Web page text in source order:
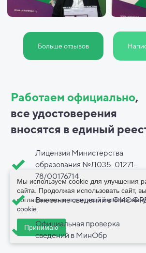
Больше отзывов
Работаем официально,
все удостоверения
вносятся в единый
Лицензия Министерства
образования №Л035-01271-
78/00176714
Внесение сведений в ФИС
Официальная проверка
сведений в МинОбр
Мы используем cookie для улучшения
сайта. Продолжая использовать сайт, вы
соглашаетесь сполитикой
cookie
Принимаю